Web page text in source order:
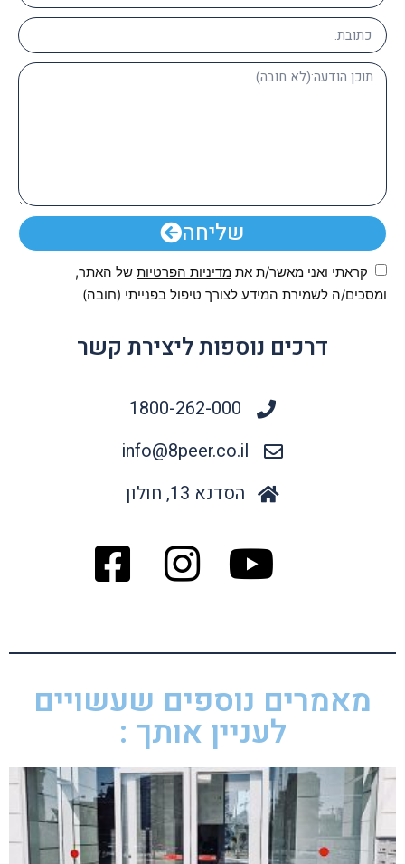
שליחה
קראתי ואני מאשר/ת את מדיניות הפרטיות של האתר,
ומסכים/ה לשמירת המידע לצורך טיפול בפנייתי (חובה)
דרכים נוספות ליצירת קשר
1800-262-000
info@8peer.co.il
הסדנא 13, חולון
מאמרים נוספים שעשויים
לעניין אותך :